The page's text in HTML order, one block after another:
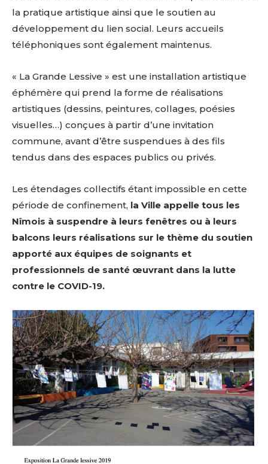
la pratique artistique ainsi que le soutien au
développement du lien social. Leurs accueils
téléphoniques sont également maintenus.
« La Grande Lessive » est une installation artistique
éphémère qui prend la forme de réalisations
artistiques (dessins, peintures, collages, poésies
visuelles…) conçues à partir d’une invitation
commune, avant d’être suspendues à des fils
tendus dans des espaces publics ou privés.
Les étendages collectifs étant impossible en cette
période de confinement, la Ville appelle tous les
Nîmois à suspendre à leurs fenêtres ou à leurs
balcons leurs réalisations sur le thème du soutien
apporté aux équipes de soignants et
professionnels de santé œuvrant dans la lutte
contre le COVID-19.